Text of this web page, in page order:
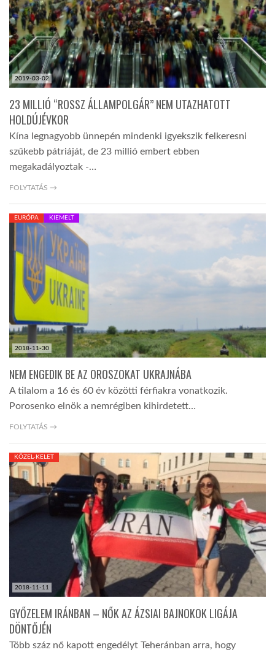
TROPICALMAGAZIN
GLOBOTV
AFRIKA TUDÁSTÁR
A NAP SZÉPE
LINKTR.EE
GLOBOZSARU
DOBRAVERO.HU
LATIMO.HU
GLOBOBOOK
2019-03-02
23 MILLIÓ “ROSSZ ÁLLAMPOLGÁR” NEM UTAZHATOTT
HOLDÚJÉVKOR
Kína legnagyobb ünnepén mindenki igyekszik felkeresni
szűkebb pátriáját, de 23 millió embert ebben
megakadályoztak -…
FOLYTATÁS →
2018-11-30
EURÓPA KIEMELT
NEM ENGEDIK BE AZ OROSZOKAT UKRAJNÁBA
A tilalom a 16 és 60 év közötti férfiakra vonatkozik.
Porosenko elnök a nemrégiben kihirdetett…
FOLYTATÁS →
2018-11-11
KÖZEL-KELET
GYŐZELEM IRÁNBAN – NŐK AZ ÁZSIAI BAJNOKOK LIGÁJA
DÖNTŐJÉN
Több száz nő kapott engedélyt Teheránban arra, hogy